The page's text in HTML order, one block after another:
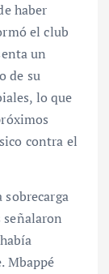
haber
el club
un
de su
lo que
contra el
señalaron
Mbappé